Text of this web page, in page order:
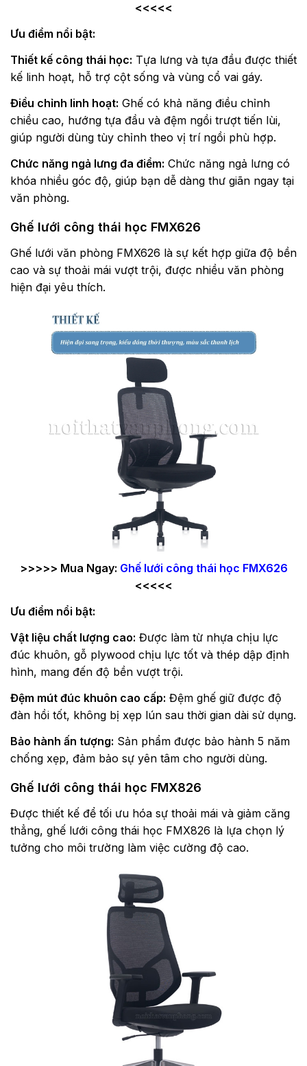
<<<<<
Ưu điểm nổi bật:
Thiết kế công thái học: Tựa lưng và tựa đầu được thiết
kế linh hoạt, hỗ trợ cột sống và vùng cổ vai gáy.
Điều chỉnh linh hoạt: Ghế có khả năng điều chỉnh
chiều cao, hướng tựa đầu và đệm ngồi trượt tiến lùi,
giúp người dùng tùy chỉnh theo vị trí ngồi phù hợp.
Chức năng ngả lưng đa điểm: Chức năng ngả lưng có
khóa nhiều góc độ, giúp bạn dễ dàng thư giãn ngay tại
văn phòng.
Ghế lưới công thái học FMX626
Ghế lưới văn phòng FMX626 là sự kết hợp giữa độ bền
cao và sự thoải mái vượt trội, được nhiều văn phòng
hiện đại yêu thích.
>>>>> Mua Ngay: Ghế lưới công thái học FMX626
<<<<<
Ưu điểm nổi bật:
Vật liệu chất lượng cao: Được làm từ nhựa chịu lực
đúc khuôn, gỗ plywood chịu lực tốt và thép dập định
hình, mang đến độ bền vượt trội.
Đệm mút đúc khuôn cao cấp: Đệm ghế giữ được độ
đàn hồi tốt, không bị xẹp lún sau thời gian dài sử dụng.
Bảo hành ấn tượng: Sản phẩm được bảo hành 5 năm
chống xẹp, đảm bảo sự yên tâm cho người dùng.
Ghế lưới công thái học FMX826
Được thiết kế để tối ưu hóa sự thoải mái và giảm căng
thẳng, ghế lưới công thái học FMX826 là lựa chọn lý
tưởng cho môi trường làm việc cường độ cao.